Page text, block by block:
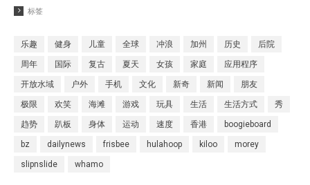
标签
乐趣 健身 儿童 全球 冲浪 加州 历史 后院
周年 国际 复古 夏天 女孩 家庭 应用程序
开放水域 户外 手机 文化 新奇 新闻 朋友
极限 欢笑 海滩 游戏 玩具 生活 生活方式 秀
趋势 趴板 身体 运动 速度 香港 boogieboard
bz dailynews frisbee hulahoop kiloo morey
slipnslide whamo